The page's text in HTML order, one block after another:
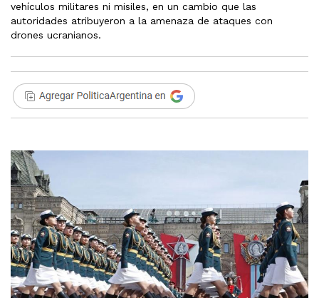
vehículos militares ni misiles, en un cambio que las
autoridades atribuyeron a la amenaza de ataques con
drones ucranianos.